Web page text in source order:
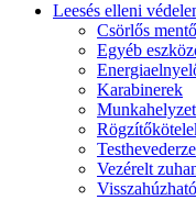
Leesés elleni
Csörlős
Egyéb
Karabinerek
Vezérelt